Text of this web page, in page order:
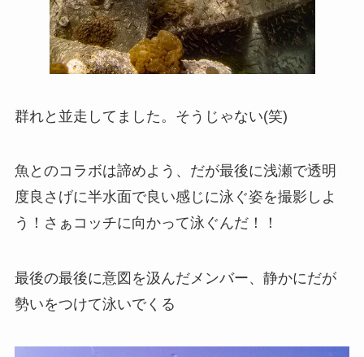
群れと並走してました。そうじゃない(笑)
魚とのコラボは諦めよう、だが最後に浅瀬で透明
度良さげに半水面で良い感じに泳ぐ姿を撮影しよ
う！さぁコッチに向かって泳ぐんだ！！
最後の最後に意図を汲んだメンバー、静かにだが
勢いをつけて泳いでくる